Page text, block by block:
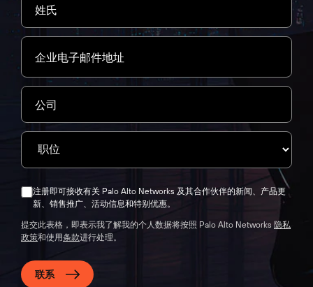
注册即可接收有关 Palo Alto Networks 及其合作伙伴的新闻、产品更
新、销售推广、活动信息和特别优惠。
提交此表格，即表示我了解我的个人数据将按照 Palo Alto Networks 隐私
政策和使用条款进行处理。
联系